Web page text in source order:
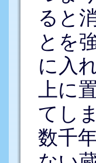
ると
とを
に入
上に
てし
数千